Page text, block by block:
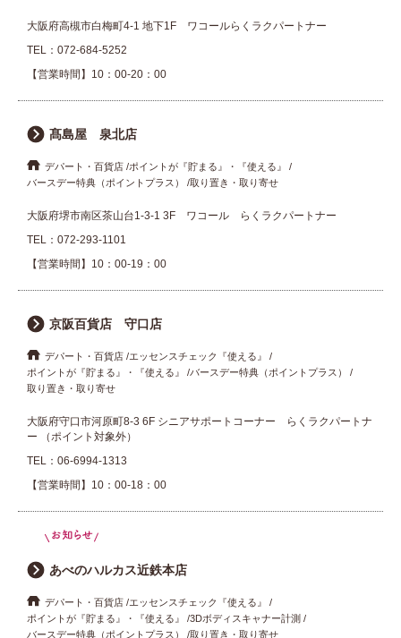
大阪府高槻市白梅町4-1 地下1F ワコールらくラクパートナー
TEL： 072-684-5252
【営業時間】10：00-20：00
髙島屋 泉北店
デパート・百貨店 ポイントが『貯まる』・『使える』
バースデー特典（ポイントプラス）
取り置き・取り寄せ
大阪府堺市南区茶山台1-3-1 3F ワコール らくラクパートナー
TEL： 072-293-1101
【営業時間】10：00-19：00
京阪百貨店 守口店
デパート・百貨店 エッセンスチェック『使える』
ポイントが『貯まる』・『使える』
バースデー特典（ポイントプラス）
取り置き・取り寄せ
大阪府守口市河原町8-3 6F シニアサポートコーナー らくラクパートナ
ー （ポイント対象外）
TEL： 06-6994-1313
【営業時間】10：00-18：00
あべのハルカス近鉄本店
デパート・百貨店 エッセンスチェック『使える』
ポイントが『貯まる』・『使える』
3Dボディスキャナー計測
バースデー特典（ポイントプラス）
取り置き・取り寄せ